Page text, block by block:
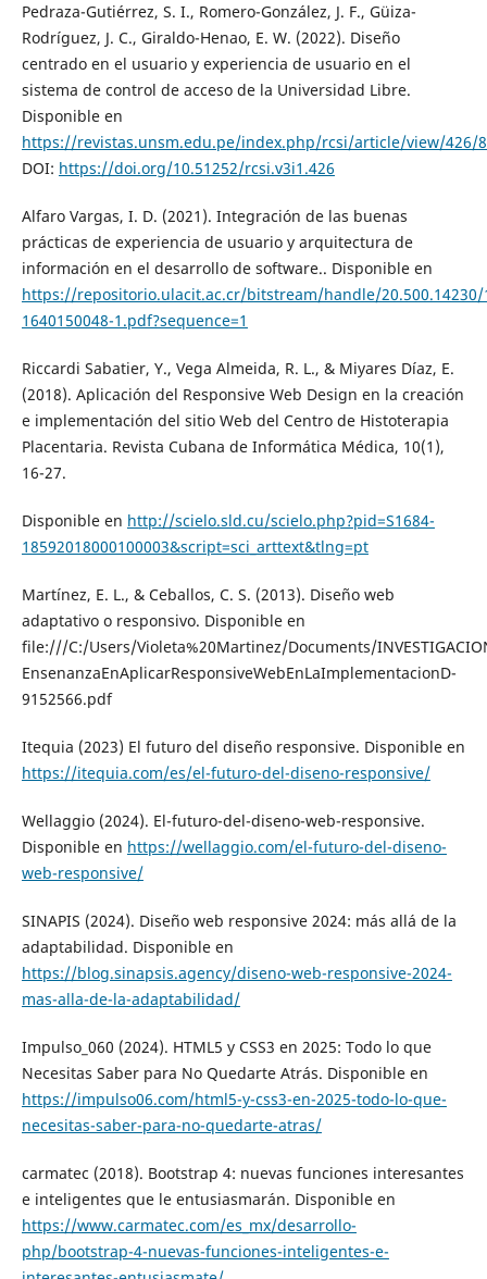
Pedraza-Gutiérrez, S. I., Romero-González, J. F., Güiza-
Rodríguez, J. C., Giraldo-Henao, E. W. (2022). Diseño
centrado en el usuario y experiencia de usuario en el
sistema de control de acceso de la Universidad Libre.
Disponible en
https://revistas.unsm.edu.pe/index.php/rcsi/article/view/426/
DOI: https://doi.org/10.51252/rcsi.v3i1.426
Alfaro Vargas, I. D. (2021). Integración de las buenas
prácticas de experiencia de usuario y arquitectura de
información en el desarrollo de software.. Disponible en
https://repositorio.ulacit.ac.cr/bitstream/handle/20.500.14230/
1640150048-1.pdf?sequence=1
Riccardi Sabatier, Y., Vega Almeida, R. L., & Miyares Díaz, E.
(2018). Aplicación del Responsive Web Design en la creación
e implementación del sitio Web del Centro de Histoterapia
Placentaria. Revista Cubana de Informática Médica, 10(1),
16-27.
Disponible en http://scielo.sld.cu/scielo.php?pid=S1684-
18592018000100003&script=sci_arttext&tlng=pt
Martínez, E. L., & Ceballos, C. S. (2013). Diseño web
adaptativo o responsivo. Disponible en
file:///C:/Users/Violeta%20Martinez/Documents/
EnsenanzaEnAplicarResponsiveWebEnLaImplementacionD-
9152566.pdf
Itequia (2023) El futuro del diseño responsive. Disponible en
https://itequia.com/es/el-futuro-del-diseno-responsive/
Wellaggio (2024). El-futuro-del-diseno-web-responsive.
Disponible en https://wellaggio.com/el-futuro-del-diseno-
web-responsive/
SINAPIS (2024). Diseño web responsive 2024: más allá de la
adaptabilidad. Disponible en
https://blog.sinapsis.agency/diseno-web-responsive-2024-
mas-alla-de-la-adaptabilidad/
Impulso_060 (2024). HTML5 y CSS3 en 2025: Todo lo que
Necesitas Saber para No Quedarte Atrás. Disponible en
https://impulso06.com/html5-y-css3-en-2025-todo-lo-que-
necesitas-saber-para-no-quedarte-atras/
carmatec (2018). Bootstrap 4: nuevas funciones interesantes
e inteligentes que le entusiasmarán. Disponible en
https://www.carmatec.com/es_mx/desarrollo-
php/bootstrap-4-nuevas-funciones-inteligentes-e-